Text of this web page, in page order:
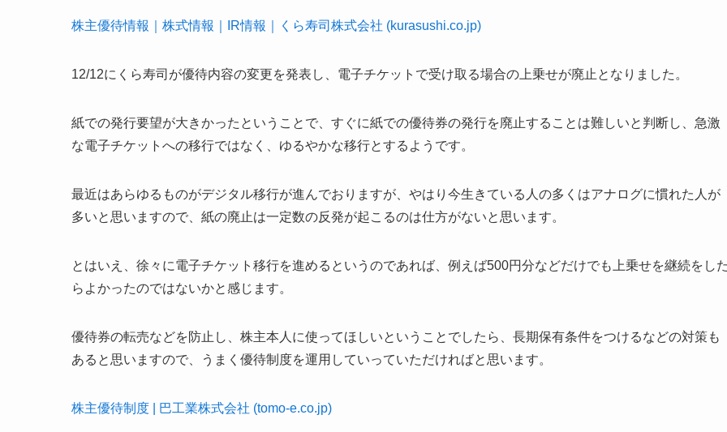
株主優待情報｜株式情報｜IR情報｜くら寿司株式会社 (kurasushi.co.jp)
12/12にくら寿司が優待内容の変更を発表し、電子チケットで受け取る場合の上乗せが廃止となりました。
紙での発行要望が大きかったということで、すぐに紙での優待券の発行を廃止することは難しいと判断し、急激
な電子チケットへの移行ではなく、ゆるやかな移行とするようです。
最近はあらゆるものがデジタル移行が進んでおりますが、やはり今生きている人の多くはアナログに慣れた人が
多いと思いますので、紙の廃止は一定数の反発が起こるのは仕方がないと思います。
とはいえ、徐々に電子チケット移行を進めるというのであれば、例えば500円分などだけでも上乗せを継続をし
らよかったのではないかと感じます。
優待券の転売などを防止し、株主本人に使ってほしいということでしたら、長期保有条件をつけるなどの対策も
あると思いますので、うまく優待制度を運用していっていただければと思います。
株主優待制度 | 巴工業株式会社 (tomo-e.co.jp)